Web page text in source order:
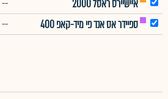
איישיירס ראסל 2000
--
ספיידר אס אנד פי מיד-קאפ 400
--